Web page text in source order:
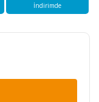
İndirimde